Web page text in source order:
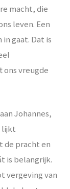
macht, die
leven. Een
gaat. Dat is
ons vreugde
Johannes,
lijkt
de pracht en
is belangrijk.
vergeving van